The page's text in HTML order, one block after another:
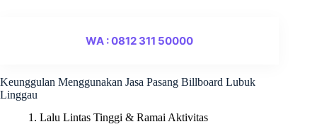
WA : 0812 311 50000
Keunggulan Menggunakan Jasa Pasang Billboard Lubuk
Linggau
1. Lalu Lintas Tinggi & Ramai Aktivitas